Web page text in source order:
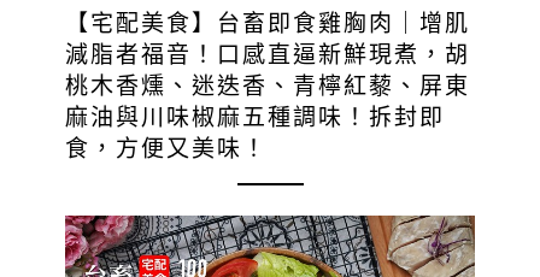
【宅配美食】台畜即食雞胸肉｜增肌
減脂者福音！口感直逼新鮮現煮，胡
桃木香燻、迷迭香、青檸紅藜、屏東
麻油與川味椒麻五種調味！拆封即
食，方便又美味！